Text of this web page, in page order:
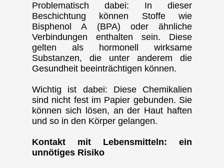
Problematisch dabei: In dieser
Beschichtung können Stoffe wie
Bisphenol A (BPA) oder ähnliche
Verbindungen enthalten sein. Diese
gelten als hormonell wirksame
Substanzen, die unter anderem die
Gesundheit beeinträchtigen können.
Wichtig ist dabei: Diese Chemikalien
sind nicht fest im Papier gebunden. Sie
können sich lösen, an der Haut haften
und so in den Körper gelangen.
Kontakt mit Lebensmitteln: ein
unnötiges Risiko